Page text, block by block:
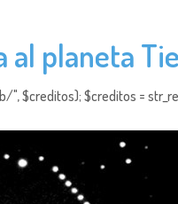
al planeta
$creditos =